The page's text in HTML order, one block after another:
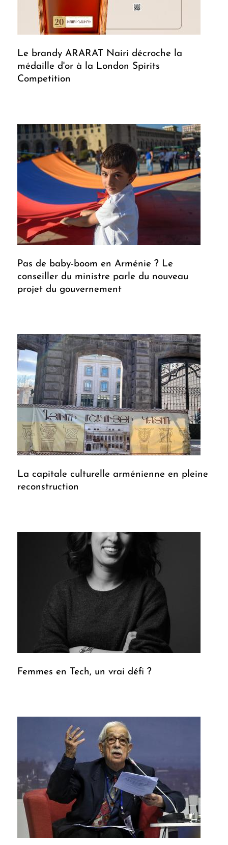
Le brandy ARARAT Nairi décroche la
médaille d'or à la London Spirits
Competition
Pas de baby-boom en Arménie ? Le
conseiller du ministre parle du nouveau
projet du gouvernement
La capitale culturelle arménienne en pleine
reconstruction
Femmes en Tech, un vrai défi ?